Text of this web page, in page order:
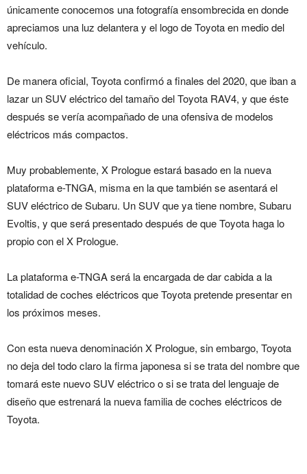
únicamente conocemos una fotografía ensombrecida en donde
apreciamos una luz delantera y el logo de Toyota en medio del
vehículo.
De manera oficial, Toyota confirmó a finales del 2020, que iban a
lazar un SUV eléctrico del tamaño del Toyota RAV4, y que éste
después se vería acompañado de una ofensiva de modelos
eléctricos más compactos.
Muy probablemente, X Prologue estará basado en la nueva
plataforma e-TNGA, misma en la que también se asentará el
SUV eléctrico de Subaru. Un SUV que ya tiene nombre, Subaru
Evoltis, y que será presentado después de que Toyota haga lo
propio con el X Prologue.
La plataforma e-TNGA será la encargada de dar cabida a la
totalidad de coches eléctricos que Toyota pretende presentar en
los próximos meses.
Con esta nueva denominación X Prologue, sin embargo, Toyota
no deja del todo claro la firma japonesa si se trata del nombre que
tomará este nuevo SUV eléctrico o si se trata del lenguaje de
diseño que estrenará la nueva familia de coches eléctricos de
Toyota.